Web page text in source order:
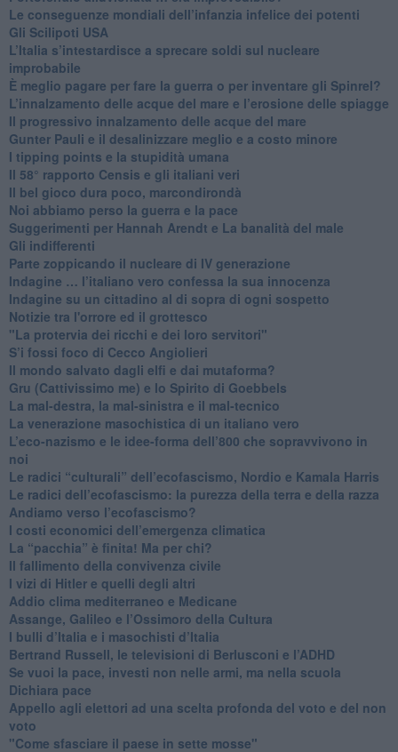
Le conseguenze mondiali dell’infanzia infelice dei potenti
​Gli Scilipoti USA
L’Italia s’intestardisce a sprecare soldi sul nucleare
improbabile
È meglio pagare per fare la guerra o per inventare gli Spinrel?
​L’innalzamento delle acque del mare e l’erosione delle spiagge
​Il progressivo innalzamento delle acque del mare
​Gunter Pauli e il desalinizzare meglio e a costo minore
I tipping points e la stupidità umana
​Il 58° rapporto Censis e gli italiani veri
​Il bel gioco dura poco, marcondirondà
Noi abbiamo perso la guerra e la pace
Suggerimenti per Hannah Arendt e La banalità del male
​Gli indifferenti
Parte zoppicando il nucleare di IV generazione
​Indagine … l’italiano vero confessa la sua innocenza
Indagine su un cittadino al di sopra di ogni sospetto
Notizie tra l'orrore ed il grottesco
"La protervia dei ricchi e dei loro servitori"
S’i fossi foco di Cecco Angiolieri
​Il mondo salvato dagli elfi e dai mutaforma?
Gru (Cattivissimo me) e lo Spirito di Goebbels
​La mal-destra, la mal-sinistra e il mal-tecnico
​La venerazione masochistica di un italiano vero
​L’eco-nazismo e le idee-forma dell’800 che sopravvivono in
noi
​Le radici “culturali” dell’ecofascismo, Nordio e Kamala Harris
Le radici dell’ecofascismo: la purezza della terra e della razza
Andiamo verso l’ecofascismo?
I costi economici dell’emergenza climatica
​La “pacchia” è finita! Ma per chi?
​Il fallimento della convivenza civile
​I vizi di Hitler e quelli degli altri
Addio clima mediterraneo e Medicane
​Assange, Galileo e l’Ossimoro della Cultura
​I bulli d’Italia e i masochisti d’Italia
​Bertrand Russell, le televisioni di Berlusconi e l’ADHD
​Se vuoi la pace, investi non nelle armi, ma nella scuola
​Dichiara pace
​Appello agli elettori ad una scelta profonda del voto e del non
voto
"Come sfasciare il paese in sette mosse"